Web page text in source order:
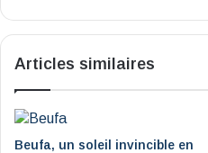
Articles similaires
Beufa, un soleil invincible en